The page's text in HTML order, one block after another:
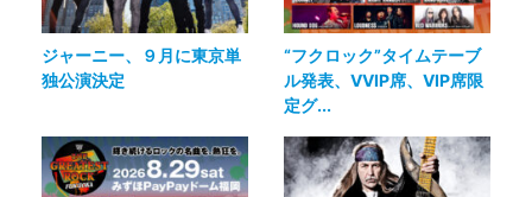
ジャーニー、９月に東京単
独公演決定
“フクロック”タイムテーブ
ル発表、VVIP席、VIP席限
定グ...